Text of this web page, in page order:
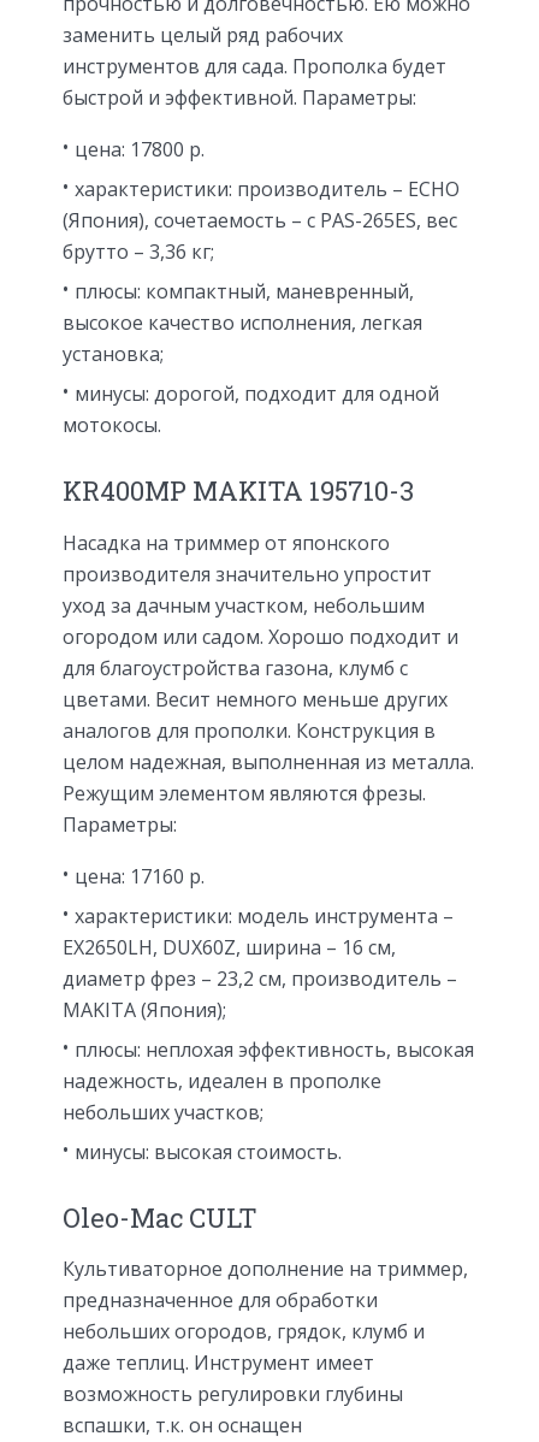
заменить целый ряд рабочих
инструментов для сада. Прополка будет
быстрой и эффективной. Параметры:
цена: 17800 р.
характеристики: производитель – ECHO
(Япония), сочетаемость – с PAS-265ES, вес
брутто – 3,36 кг;
плюсы: компактный, маневренный,
высокое качество исполнения, легкая
установка;
минусы: дорогой, подходит для одной
мотокосы.
KR400MP MAKITA 195710-3
Насадка на триммер от японского
производителя значительно упростит
уход за дачным участком, небольшим
огородом или садом. Хорошо подходит и
для благоустройства газона, клумб с
цветами. Весит немного меньше других
аналогов для прополки. Конструкция в
целом надежная, выполненная из металла.
Режущим элементом являются фрезы.
Параметры:
цена: 17160 р.
характеристики: модель инструмента –
EX2650LH, DUX60Z, ширина – 16 см,
диаметр фрез – 23,2 см, производитель –
MAKITA (Япония);
плюсы: неплохая эффективность, высокая
надежность, идеален в прополке
небольших участков;
минусы: высокая стоимость.
Oleo-Mac CULT
Культиваторное дополнение на триммер,
предназначенное для обработки
небольших огородов, грядок, клумб и
даже теплиц. Инструмент имеет
возможность регулировки глубины
вспашки, т.к. он оснащен